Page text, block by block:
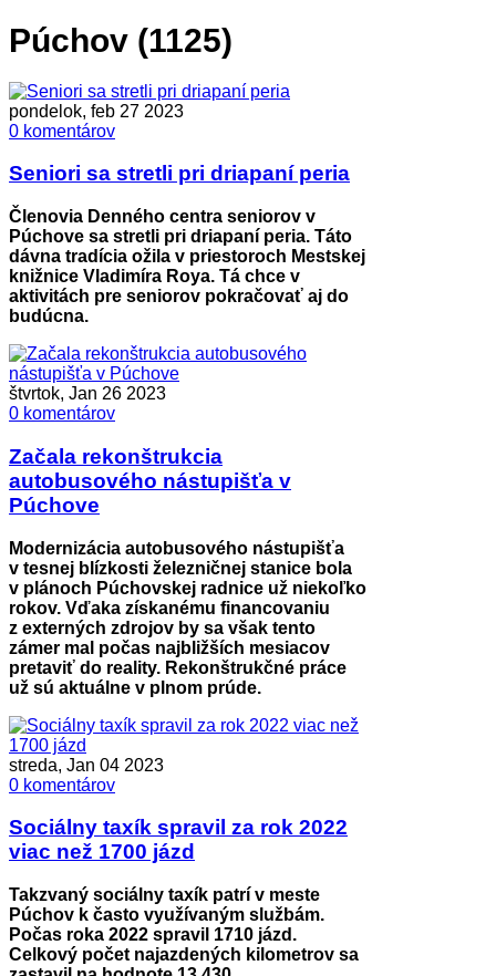
Púchov (1125)
pondelok, feb 27 2023
0 komentárov
Seniori sa stretli pri driapaní peria
Členovia Denného centra seniorov v
Púchove sa stretli pri driapaní peria. Táto
dávna tradícia ožila v priestoroch Mestskej
knižnice Vladimíra Roya. Tá chce v
aktivitách pre seniorov pokračovať aj do
budúcna.
štvrtok, Jan 26 2023
0 komentárov
Začala rekonštrukcia
autobusového nástupišťa v
Púchove
Modernizácia autobusového nástupišťa
v tesnej blízkosti železničnej stanice bola
v plánoch Púchovskej radnice už niekoľko
rokov. Vďaka získanému financovaniu
z externých zdrojov by sa však tento
zámer mal počas najbližších mesiacov
pretaviť do reality. Rekonštrukčné práce
už sú aktuálne v plnom prúde.
streda, Jan 04 2023
0 komentárov
Sociálny taxík spravil za rok 2022
viac než 1700 jázd
Takzvaný sociálny taxík patrí v meste
Púchov k často využívaným službám.
Počas roka 2022 spravil 1710 jázd.
Celkový počet najazdených kilometrov sa